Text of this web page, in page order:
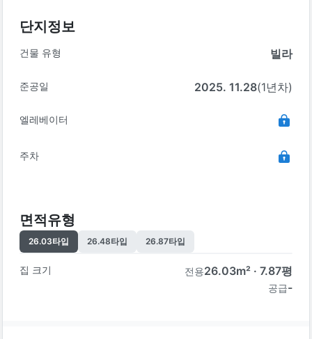
단지정보
건물 유형 빌라
준공일 2025. 11.28(1년차)
엘레베이터
주차
면적유형
26.03타입 26.48타입 26.87타입
집 크기 전용26.03m² · 7.87평
공급-